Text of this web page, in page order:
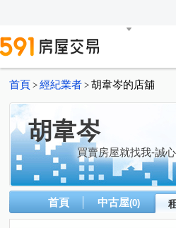
首頁 > 經紀業者 > 胡韋岑的店舖
胡韋岑
買賣房屋就找我-誠
首頁 中古屋(0)